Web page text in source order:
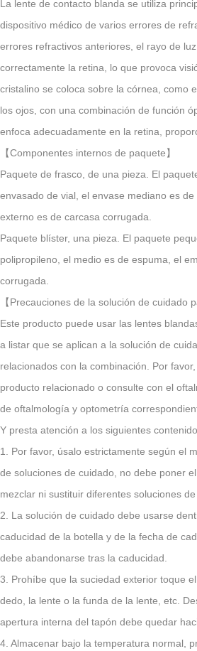
La lente de contacto blanda se utiliza
dispositivo médico de varios errores de
errores refractivos anteriores, el rayo de
correctamente la retina, lo que provoca
cristalino se coloca sobre la córnea, como
los ojos, con una combinación de función
enfoca adecuadamente en la retina,
【Componentes internos de paquete】
Paquete de frasco, de una pieza. El
envasado de vial, el envase mediano es
externo es de carcasa corrugada.
Paquete blíster, una pieza. El paquete
polipropileno, el medio es de espuma, el
corrugada.
【Precauciones de la solución de cuidado
Este producto puede usar las lentes
a listar que se aplican a la solución de
relacionados con la combinación. Por
producto relacionado o consulte con el
de oftalmología y optometría
Y presta atención a los siguientes
1. Por favor, úsalo estrictamente según el
de soluciones de cuidado, no debe poner
mezclar ni sustituir diferentes soluciones de
2. La solución de cuidado debe usarse
caducidad de la botella y de la fecha de
debe abandonarse tras la caducidad.
3. Prohíbe que la suciedad exterior toque
dedo, la lente o la funda de la lente, etc.
apertura interna del tapón debe quedar
4. Almacenar bajo la temperatura normal,